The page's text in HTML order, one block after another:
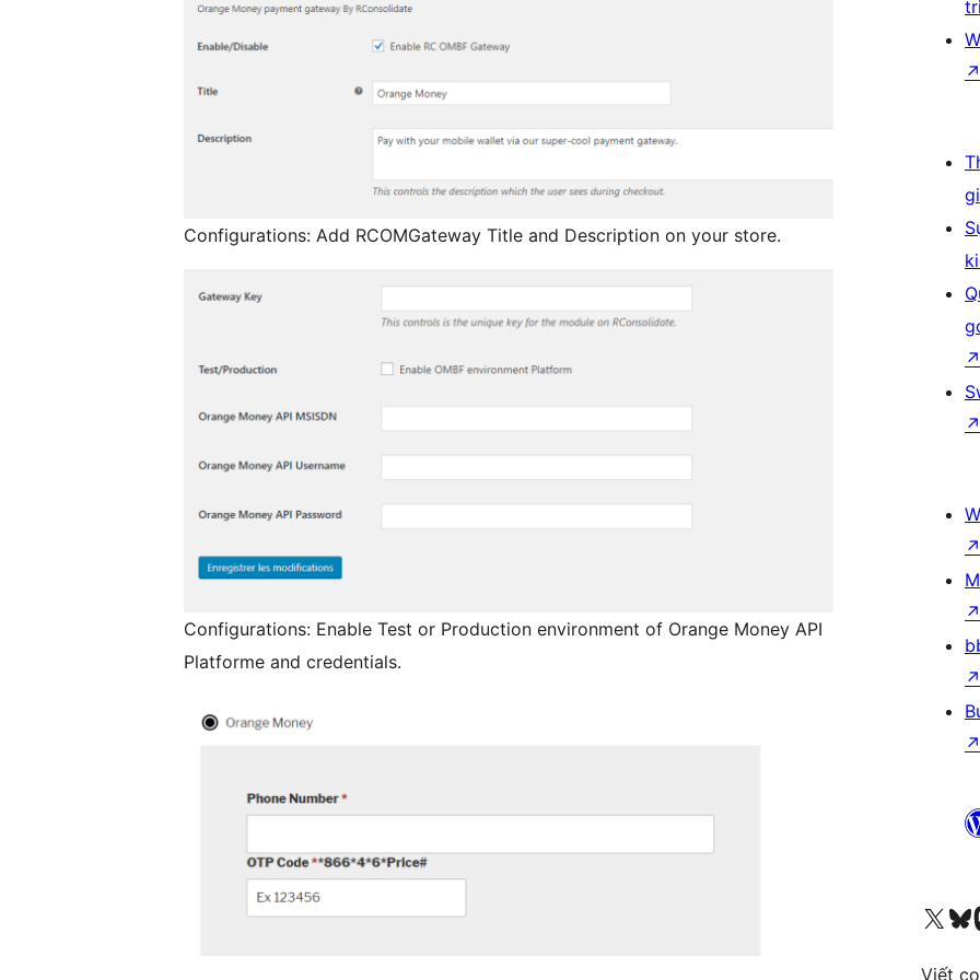
Configurations: Add RCOMGateway Title and Description on your store.
Configurations: Enable Test or Production environment of Orange Money API
Platforme and credentials.
↗
↗
↗
↗
↗
↗
↗
Truy cập tài khoản X (trước đây là Twitter) của chúng tôiVisit
Viết